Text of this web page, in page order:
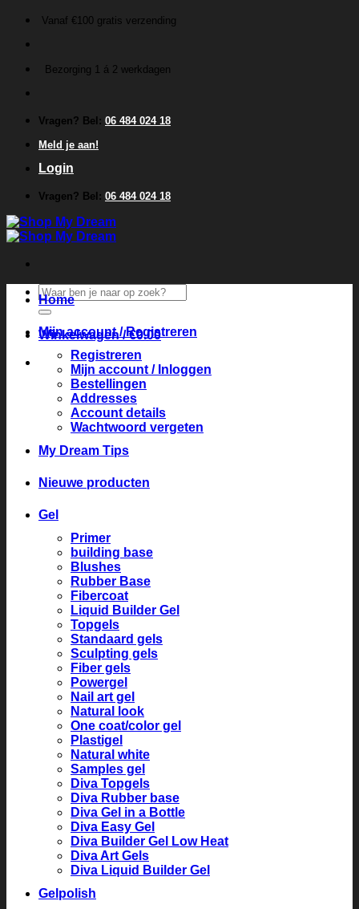
inhoud
Vanaf €100 gratis verzending
Bezorging 1 á 2 werkdagen
Vragen? Bel: 06 484 024 18
Meld je aan!
Login
Vragen? Bel: 06 484 024 18
Zoeken
naar:
Winkelwagen /€0.00
Home
Mijn account / Registreren
Registreren
Mijn account / Inloggen
Bestellingen
Addresses
Account details
Wachtwoord vergeten
My Dream Tips
Nieuwe producten
Gel
Primer
building base
Blushes
Rubber Base
Fibercoat
Liquid Builder Gel
Topgels
Standaard gels
Sculpting gels
Fiber gels
Powergel
Nail art gel
Natural look
One coat/color gel
Plastigel
Natural white
Samples gel
Diva Topgels
Diva Rubber base
Diva Gel in a Bottle
Diva Easy Gel
Diva Builder Gel Low Heat
Diva Art Gels
Diva Liquid Builder Gel
Gelpolish